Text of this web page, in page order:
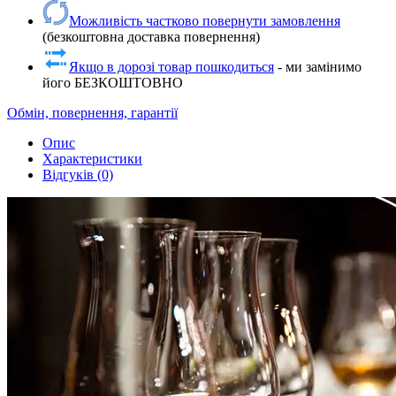
Можливість частково повернути замовлення
(безкоштовна доставка повернення)
Якщо в дорозі товар пошкодиться - ми замінимо
його БЕЗКОШТОВНО
Обмін, повернення, гарантії
Опис
Характеристики
Відгуків (0)